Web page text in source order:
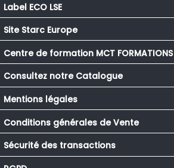
Label ECO LSE
Site Starc Europe
Centre de formation MCT FORMATIONS
Consultez notre Catalogue
Mentions légales
Conditions générales de Vente
Sécurité des transactions